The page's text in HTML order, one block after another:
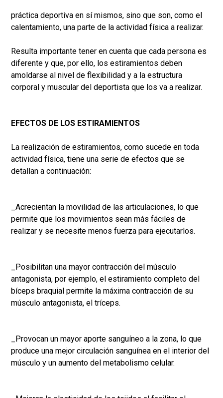
práctica deportiva en sí mismos, sino que son, como el
calentamiento, una parte de la actividad física a realizar.
Resulta importante tener en cuenta que cada persona es
diferente y que, por ello, los estiramientos deben
amoldarse al nivel de flexibilidad y a la estructura
corporal y muscular del deportista que los va a realizar.
EFECTOS DE LOS ESTIRAMIENTOS
La realización de estiramientos, como sucede en toda
actividad física, tiene una serie de efectos que se
detallan a continuación:
_Acrecientan la movilidad de las articulaciones, lo que
permite que los movimientos sean más fáciles de
realizar y se necesite menos fuerza para ejecutarlos.
_Posibilitan una mayor contracción del músculo
antagonista, por ejemplo, el estiramiento completo del
bíceps braquial permite la máxima contracción de su
músculo antagonista, el tríceps.
_Provocan un mayor aporte sanguíneo a la zona, lo que
produce una mejor circulación sanguínea en el interior del
músculo y un aumento del metabolismo celular.